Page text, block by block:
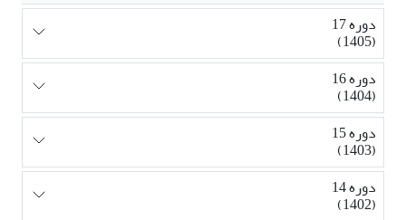
دوره 17
(1405)
دوره 16
(1404)
دوره 15
(1403)
دوره 14
(1402)